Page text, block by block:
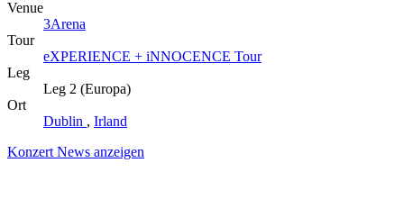
Venue
3Arena
Tour
eXPERIENCE + iNNOCENCE Tour
Leg
Leg 2 (Europa)
Ort
Dublin , Irland
Konzert News anzeigen